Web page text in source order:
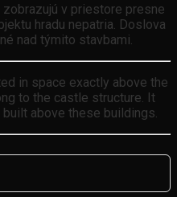
zobrazujú v priestore presne
hradu nepatria. Doslova
nad týmito stavbami.
in space exactly above the
to the castle structure. It
above these buildings.